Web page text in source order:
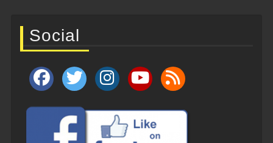
Social